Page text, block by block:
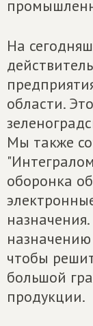
На
области.
Мы также
оборонка
чтобы
большой
продукции.